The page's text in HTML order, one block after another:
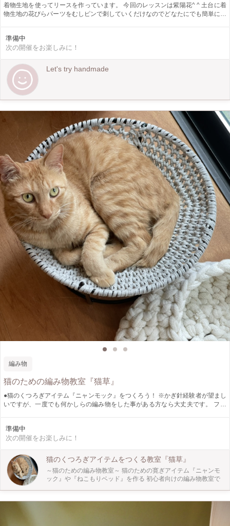
着物生地を使ってリースを作っています。 今回のレッスンは紫陽花^ ^ 土台に着
物生地の花びらパーツをむしピンで刺していくだけなのでどなたにでも簡単に作
準備中
次の開催をお楽しみに！
Let's try handmade
編み物
猫のための編み物教室『猫草』
●猫のくつろぎアイテム『ニャンモック』をつくろう！ ※かぎ針経験者が望まし
いですが、一度でも何かしらの編み物をした事がある方なら大丈夫です。 フラ
程度で作成してものです。 保護猫ちゃんの暮らしている『ねこともハウス
SANCHACO』さんのスペースをお借りして運営しています。猫ちゃん達が寛い
準備中
次の開催をお楽しみに！
猫のくつろぎアイテムをつくる教室『猫草』
～猫のための編み物教室～ 猫のための寛ぎアイテム『ニャンモ
ック』や『ねこもりベッド』を作る 初心者向けの編み物教室で